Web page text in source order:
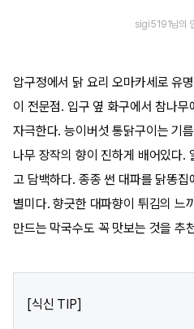
sigi5191님의
압구정에서 닭 요리 오마카세로 유
이 전문점. 입구 옆 화구에서 참나
자극한다. 능이버섯 통닭구이는 기
나무 장작의 향이 진하게 배어있다.
고 담백하다. 종종 썬 대파를 닭똥
별미다. 향긋한 대파향이 튀김의 느
만드는 막국수도 꼭 맛보는 것을 추
[식신 TIP]